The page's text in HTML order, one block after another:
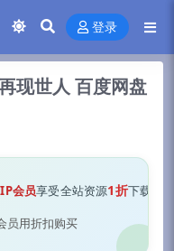
登录
现世人 百度网盘
会员享受全站资源1折下载
员用折扣购买